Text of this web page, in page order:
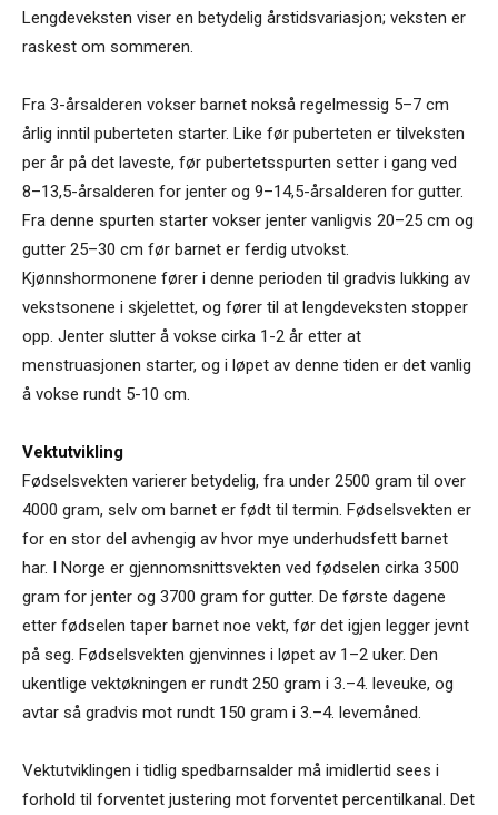
Lengdeveksten viser en betydelig årstidsvariasjon; veksten er
raskest om sommeren.
Fra 3-årsalderen vokser barnet nokså regelmessig 5–7 cm
årlig inntil puberteten starter. Like før puberteten er tilveksten
per år på det laveste, før pubertetsspurten setter i gang ved
8–13,5-årsalderen for jenter og 9–14,5-årsalderen for gutter.
Fra denne spurten starter vokser jenter vanligvis 20–25 cm og
gutter 25–30 cm før barnet er ferdig utvokst.
Kjønnshormonene fører i denne perioden til gradvis lukking av
vekstsonene i skjelettet, og fører til at lengdeveksten stopper
opp. Jenter slutter å vokse cirka 1-2 år etter at
menstruasjonen starter, og i løpet av denne tiden er det vanlig
å vokse rundt 5-10 cm.
Vektutvikling
Fødselsvekten varierer betydelig, fra under 2500 gram til over
4000 gram, selv om barnet er født til termin. Fødselsvekten er
for en stor del avhengig av hvor mye underhudsfett barnet
har. I Norge er gjennomsnittsvekten ved fødselen cirka 3500
gram for jenter og 3700 gram for gutter. De første dagene
etter fødselen taper barnet noe vekt, før det igjen legger jevnt
på seg. Fødselsvekten gjenvinnes i løpet av 1–2 uker. Den
ukentlige vektøkningen er rundt 250 gram i 3.–4. leveuke, og
avtar så gradvis mot rundt 150 gram i 3.–4. levemåned.
Vektutviklingen i tidlig spedbarnsalder må imidlertid sees i
forhold til forventet justering mot forventet percentilkanal. Det